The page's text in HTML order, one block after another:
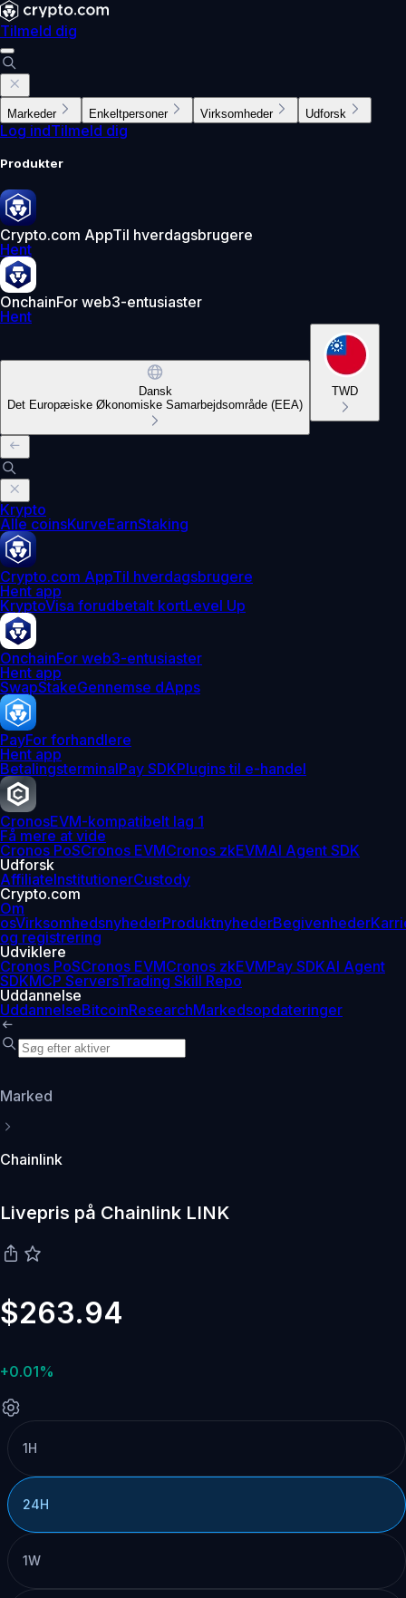
Tilmeld dig
Markeder Enkeltpersoner Virksomheder Udforsk
Log indTilmeld dig
Produkter
Crypto.com AppTil hverdagsbrugere
Hent
OnchainFor web3-entusiaster
Hent
Dansk
Det Europæiske Økonomiske Samarbejdsområde (EEA)
TWD
Krypto
Alle coinsKurveEarnStaking
Crypto.com AppTil hverdagsbrugere
Hent app
KryptoVisa forudbetalt kortLevel Up
OnchainFor web3-entusiaster
Hent app
SwapStakeGennemse dApps
PayFor forhandlere
Hent app
BetalingsterminalPay SDKPlugins til e-handel
CronosEVM-kompatibelt lag 1
Få mere at vide
Cronos PoSCronos EVMCronos zkEVMAI Agent SDK
Udforsk
AffiliateInstitutionerCustody
Crypto.com
Om
osVirksomhedsnyhederProduktnyhederBegivenheder
og registrering
Udviklere
Cronos PoSCronos EVMCronos zkEVMPay SDKAI Agent
SDKMCP ServersTrading Skill Repo
Uddannelse
UddannelseBitcoinResearchMarkedsopdateringer
Marked
Chainlink
Livepris på Chainlink LINK
$263.94
+0.01%
1H
24H
1W